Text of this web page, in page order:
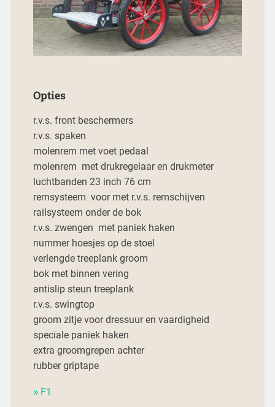
Opties
r.v.s. front beschermers
r.v.s. spaken
molenrem met voet pedaal
molenrem met drukregelaar en drukmeter
luchtbanden 23 inch 76 cm
remsysteem voor met r.v.s. remschijven
railsysteem onder de bok
r.v.s. zwengen met paniek haken
nummer hoesjes op de stoel
verlengde treeplank groom
bok met binnen vering
antislip steun treeplank
r.v.s. swingtop
groom zitje voor dressuur en vaardigheid
speciale paniek haken
extra groomgrepen achter
rubber griptape
F1